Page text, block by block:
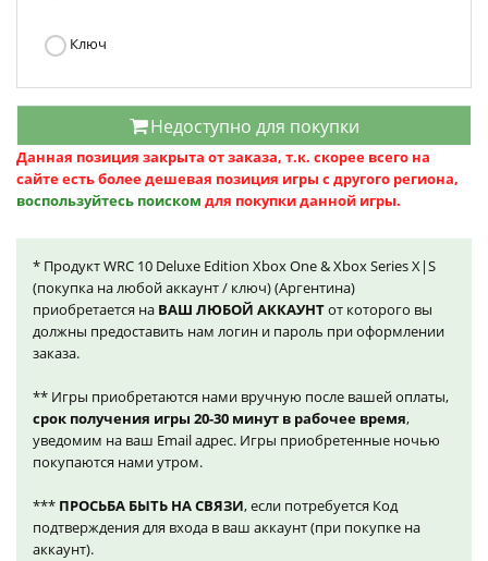
Ключ
Недоступно для покупки
Данная позиция закрыта от заказа, т.к. скорее всего на
сайте есть более дешевая позиция игры с другого региона,
воспользуйтесь поиском для покупки данной игры.
* Продукт WRC 10 Deluxe Edition Xbox One & Xbox Series X|S
(покупка на любой аккаунт / ключ) (Аргентина)
приобретается на ВАШ ЛЮБОЙ АККАУНТот которого вы
должны предоставить нам логин и пароль при оформлении
заказа.
** Игры приобретаются нами вручную после вашей оплаты,
срок получения игры 20-30 минут в рабочее время,
уведомим на ваш Email адрес. Игры приобретенные ночью
покупаются нами утром.
*** ПРОСЬБА БЫТЬ НА СВЯЗИ, если потребуется Код
подтверждения для входа в ваш аккаунт (при покупке на
аккаунт).